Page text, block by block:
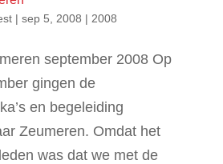
| sep 5, 2008 | 2008
september 2008 Op
gingen de
en begeleiding
Zeumeren. Omdat het
was dat we met de